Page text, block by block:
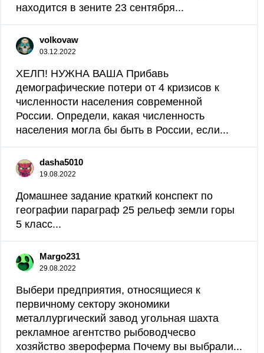
находится в зените 23 сентября...
volkovaw
03.12.2022
ХЕЛП! НУЖНА ВАША Прибавь
демографические потери от 4 кризисов к
численности населения современной
России. Определи, какая численность
населения могла бы быть в России, если...
dasha5010
19.08.2022
Домашнее задание краткий конспект по
географии параграф 25 рельеф земли горы
5 класс...
Margo231
29.08.2022
Выбери предприятия, относящиеся к
первичному сектору экономики
металлургический завод угольная шахта
рекламное агентство рыбоводчесво
хозяйство звероферма Почему вы выбрали...